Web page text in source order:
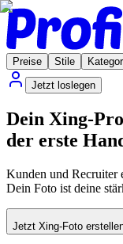
Preise Stile
Jetzt loslegen
Dein Xing-
der erste
Kunden und Recruiter
Dein Foto ist deine
Jetzt Xing-Foto